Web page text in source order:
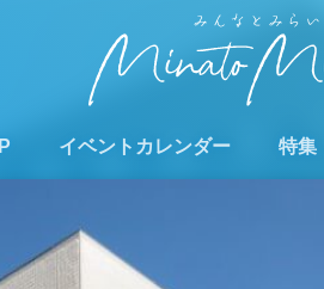
イベントカレンダー 特集